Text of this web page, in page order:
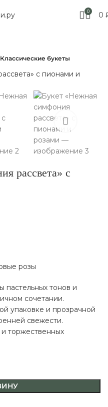
0 0
Классические букеты
рассвета» с
розы
тонов и
сочетании.
упаковке и прозрачной
свежести.
торжественных